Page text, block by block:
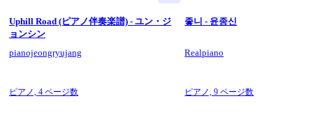
Uphill Road (ピアノ伴奏楽譜) - ユン・ジ
ョンシン
pianojeongryujang
ピアノ, 4 ページ数
좋니 - 윤종신
Realpiano
ピアノ,9 ページ数